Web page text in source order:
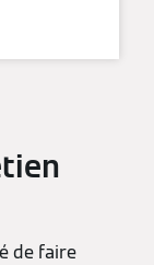
de faire